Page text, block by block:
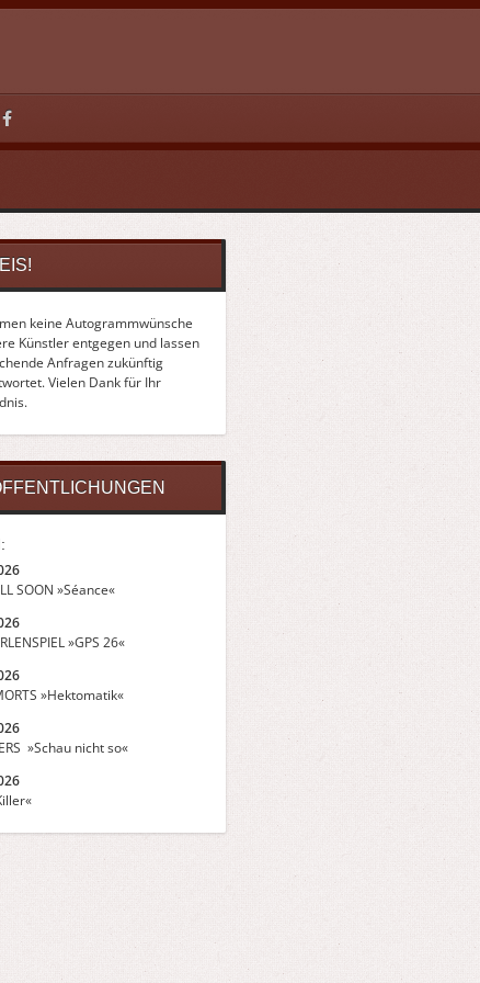
keine Autogrammwünsche
Künstler entgegen und lassen
Anfragen zukünftig
Vielen Dank für Ihr
SOON »Séance«
»GPS 26«
»Hektomatik«
»Schau nicht so«